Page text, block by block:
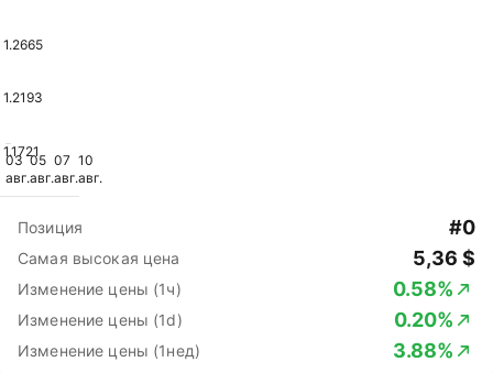
03
авг.
05
авг.
07
авг.
10
авг.
1.2665
1.2193
1.1721
Позиция #0
Самая высокая цена 5,36 $
Изменение цены (1ч) 0.58%
Изменение цены (1d) 0.20%
Изменение цены (1нед) 3.88%